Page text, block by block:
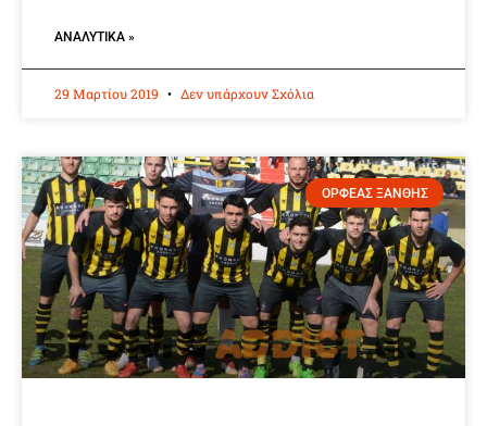
ΑΝΑΛΥΤΙΚΆ »
29 Μαρτίου 2019 Δεν υπάρχουν Σχόλια
ΟΡΦΕΑΣ ΞΑΝΘΗΣ